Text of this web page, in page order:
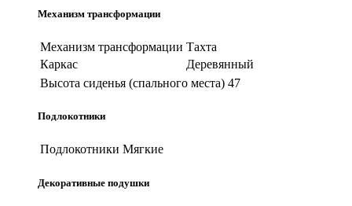
Механизм трансформации
Механизм трансформации Тахта
Каркас
Деревянный
Высота сиденья (спального места) 47
Подлокотники
Подлокотники Мягкие
Декоративные подушки